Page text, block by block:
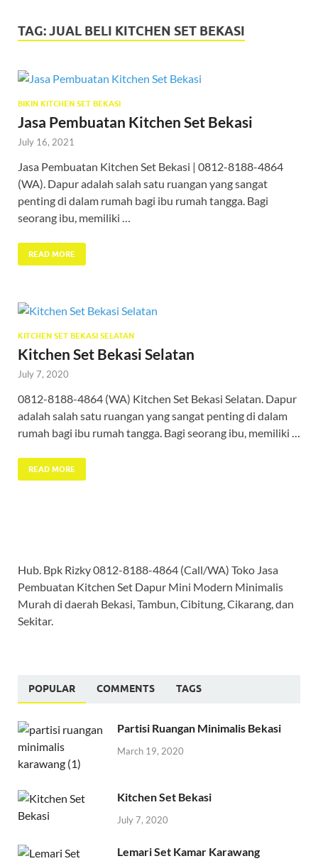
TAG:JUAL BELI KITCHEN SET BEKASI
BIKIN KITCHEN SET BEKASI
Jasa Pembuatan Kitchen Set Bekasi
July 16, 2021
Jasa Pembuatan Kitchen Set Bekasi | 0812-8188-4864
(WA). Dapur adalah salah satu ruangan yang sangat
penting di dalam rumah bagi ibu rumah tangga. Bagi
seorang ibu, memiliki …
READ MORE
KITCHEN SET BEKASI SELATAN
Kitchen Set Bekasi Selatan
July 7, 2020
0812-8188-4864 (WA) Kitchen Set Bekasi Selatan. Dapur
adalah salah satu ruangan yang sangat penting di dalam
rumah bagi ibu rumah tangga. Bagi seorang ibu, memiliki …
READ MORE
Hub. Bpk Rizky 0812-8188-4864 (Call/WA) Toko Jasa
Pembuatan Kitchen Set Dapur Mini Modern Minimalis
Murah di daerah Bekasi, Tambun, Cibitung, Cikarang, dan
Sekitar.
POPULAR COMMENTS TAGS
Partisi Ruangan Minimalis Bekasi
March 19, 2020
Kitchen Set Bekasi
July 7, 2020
Lemari Set Kamar Karawang